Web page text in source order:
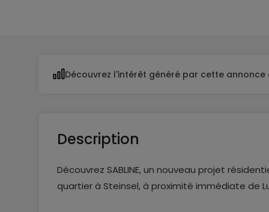
Découvrez l'intérêt généré par cette
Description
Découvrez SABLINE, un nouveau projet
quartier à Steinsel, à proximité immédiate de